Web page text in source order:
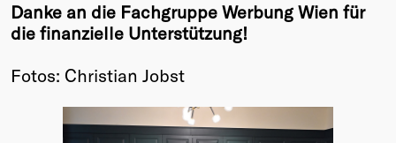
Danke an die Fachgruppe Werbung Wien für
die finanzielle Unterstützung!
Fotos: Christian Jobst